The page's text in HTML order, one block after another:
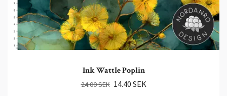
Ink Wattle Poplin
24.00 SEK 14.40 SEK